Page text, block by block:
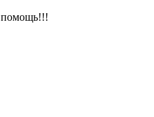
помощь!!!